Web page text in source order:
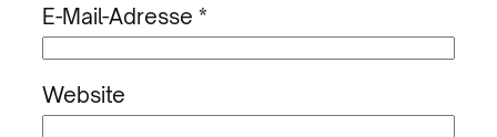
E-Mail-Adresse *
Website